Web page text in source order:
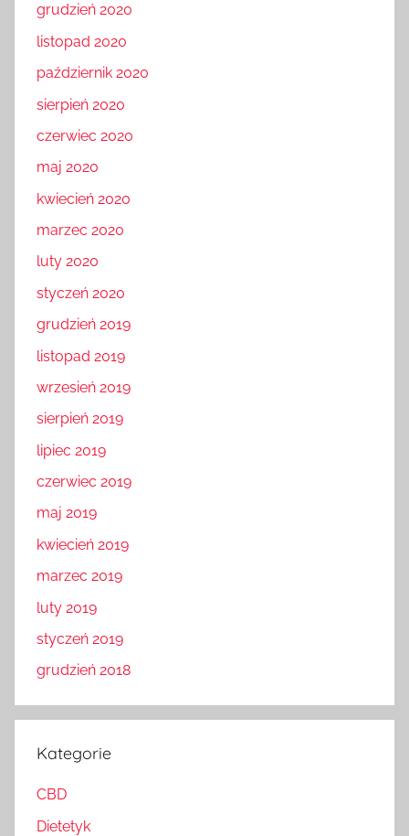
grudzień 2020
listopad 2020
październik 2020
sierpień 2020
czerwiec 2020
maj 2020
kwiecień 2020
marzec 2020
luty 2020
styczeń 2020
grudzień 2019
listopad 2019
wrzesień 2019
sierpień 2019
lipiec 2019
czerwiec 2019
maj 2019
kwiecień 2019
marzec 2019
luty 2019
styczeń 2019
grudzień 2018
Kategorie
CBD
Dietetyk